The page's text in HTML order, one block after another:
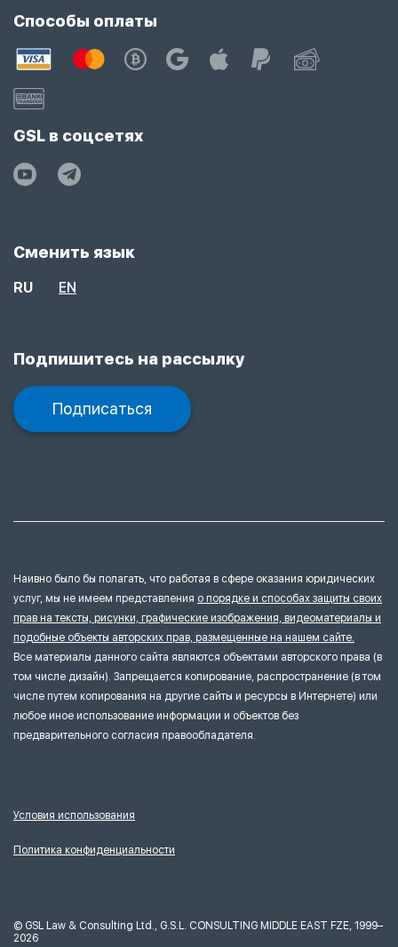
Способы оплаты
GSL в соцсетях
Сменить язык
RU EN
Подпишитесь на рассылку
Подписаться
Наивно было бы полагать, что работая в сфере оказания юридических
услуг, мы не имеем представления о порядке и способах защиты своих
прав на тексты, рисунки, графические изображения, видеоматериалы и
подобные объекты авторских прав, размещенные на нашем сайте.
Все материалы данного сайта являются объектами авторского права (в
том числе дизайн). Запрещается копирование, распространение (в том
числе путем копирования на другие сайты и ресурсы в Интернете) или
любое иное использование информации и объектов без
предварительного согласия правообладателя.
Условия использования
Политика конфиденциальности
© GSL Law & Consulting Ltd., G.S.L. CONSULTING MIDDLE EAST FZE, 1999–
2026